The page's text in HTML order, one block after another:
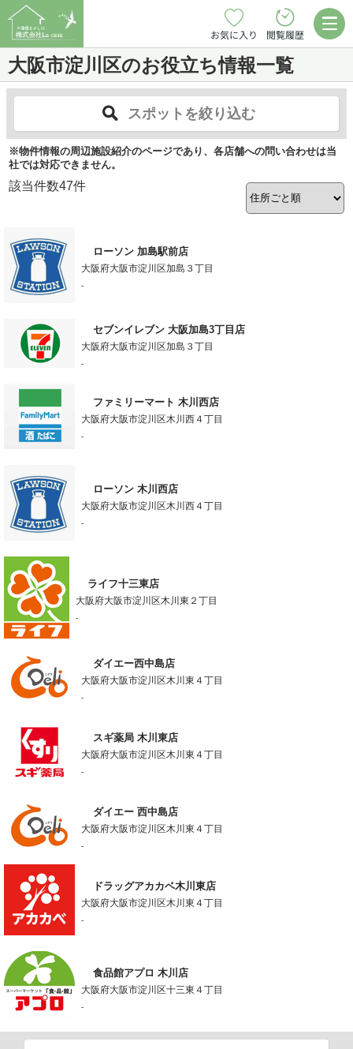
お気に入り 閲覧履歴
大阪市淀川区のお役立ち情報一覧
スポットを絞り込む
※物件情報の周辺施設紹介のページであり、各店舗への問い合わせは当
社では対応できません。
該当件数47件
ローソン 加島駅前店
大阪府大阪市淀川区加島３丁目
-
セブンイレブン 大阪加島3丁目店
大阪府大阪市淀川区加島３丁目
-
ファミリーマート 木川西店
大阪府大阪市淀川区木川西４丁目
-
ローソン 木川西店
大阪府大阪市淀川区木川西４丁目
-
ライフ十三東店
大阪府大阪市淀川区木川東２丁目
-
ダイエー西中島店
大阪府大阪市淀川区木川東４丁目
-
スギ薬局 木川東店
大阪府大阪市淀川区木川東４丁目
-
ダイエー 西中島店
大阪府大阪市淀川区木川東４丁目
-
ドラッグアカカベ木川東店
大阪府大阪市淀川区木川東４丁目
-
食品館アプロ 木川店
大阪府大阪市淀川区十三東４丁目
-